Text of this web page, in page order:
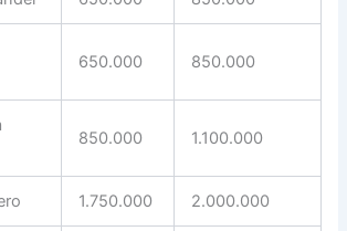
650.000 850.000
850.000 1.100.000
1.750.000 2.000.000